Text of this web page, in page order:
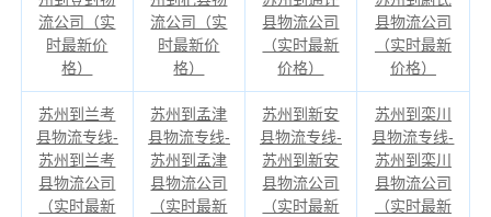
流公司（实
时最新价
格）
流公司（实
时最新价
格）
县物流公司
（实时最新
价格）
县物流公司
（实时最新
价格）
苏州到兰考
县物流专线-
苏州到兰考
县物流公司
（实时最新
苏州到孟津
县物流专线-
苏州到孟津
县物流公司
（实时最新
苏州到新安
县物流专线-
苏州到新安
县物流公司
（实时最新
苏州到栾川
县物流专线-
苏州到栾川
县物流公司
（实时最新